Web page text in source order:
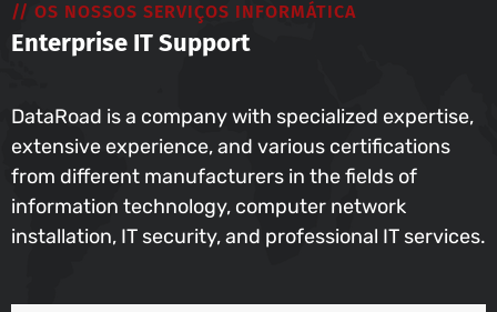
// OS NOSSOS SERVIÇOS INFORMÁTICA
Enterprise IT Support
DataRoad is a company with specialized expertise,
extensive experience, and various certifications
from different manufacturers in the fields of
information technology, computer network
installation, IT security, and professional IT services.